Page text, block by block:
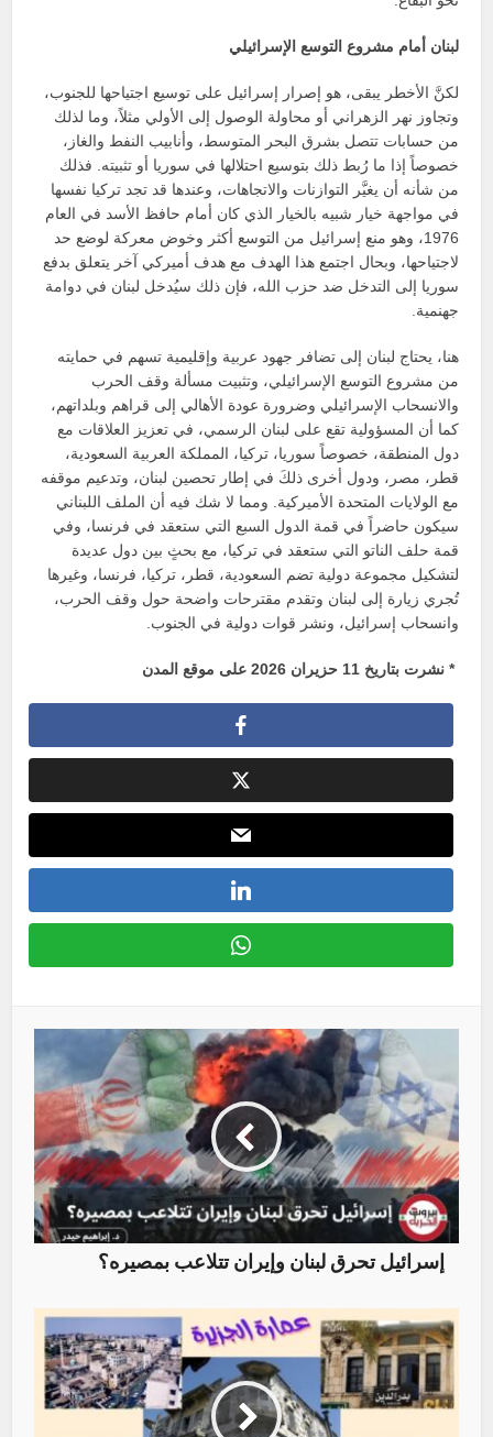
لبنان أمام مشروع التوسع الإسرائيلي
لكنَّ الأخطر يبقى، هو إصرار إسرائيل على توسيع اجتياحها للجنوب،
وتجاوز نهر الزهراني أو محاولة الوصول إلى الأولي مثلاً، وما لذلك
من حسابات تتصل بشرق البحر المتوسط، وأنابيب النفط والغاز،
خصوصاً إذا ما رُبط ذلك بتوسيع احتلالها في سوريا أو تثبيته. فذلك
من شأنه أن يغيَّر التوازنات والاتجاهات، وعندها قد تجد تركيا نفسها
في مواجهة خيار شبيه بالخيار الذي كان أمام حافظ الأسد في العام
1976، وهو منع إسرائيل من التوسع أكثر وخوض معركة لوضع حد
لاجتياحها، وبحال اجتمع هذا الهدف مع هدف أميركي آخر يتعلق بدفع
سوريا إلى التدخل ضد حزب الله، فإن ذلك سيُدخل لبنان في دوامة
جهنمية.
هنا، يحتاج لبنان إلى تضافر جهود عربية وإقليمية تسهم في حمايته
من مشروع التوسع الإسرائيلي، وتثبيت مسألة وقف الحرب
والانسحاب الإسرائيلي وضرورة عودة الأهالي إلى قراهم وبلداتهم،
كما أن المسؤولية تقع على لبنان الرسمي، في تعزيز العلاقات مع
دول المنطقة، خصوصاً سوريا، تركيا، المملكة العربية السعودية،
قطر، مصر، ودول أخرى ذلكَ في إطار تحصين لبنان، وتدعيم موقفه
مع الولايات المتحدة الأميركية. ومما لا شك فيه أن الملف اللبناني
سيكون حاضراً في قمة الدول السبع التي ستعقد في فرنسا، وفي
قمة حلف الناتو التي ستعقد في تركيا، مع بحثٍ بين دول عديدة
لتشكيل مجموعة دولية تضم السعودية، قطر، تركيا، فرنسا، وغيرها
تُجري زيارة إلى لبنان وتقدم مقترحات واضحة حول وقف الحرب،
وانسحاب إسرائيل، ونشر قوات دولية في الجنوب.
* نشرت بتاريخ 11 حزيران 2026 على موقع المدن
إسرائيل تحرق لبنان وإيران تتلاعب بمصيره؟